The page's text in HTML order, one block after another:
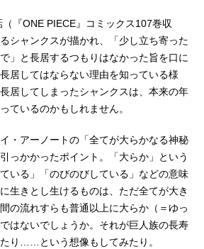
『ONE PIECE』コミックス107巻収
シャンクスが描かれ、「少し立ち寄った
」と長居するつもりはなかった旨を口に
居してはならない理由を知っている様
居してしまったシャンクスは、本来の年
ているのかもしれません。
・アーノートの「全てが大らかなる神秘
っかかったポイント。「大らか」という
いる」「のびのびしている」などの意味
生きとし生けるものは、ただ全てが大き
の流れすらも普通以上に大らか（＝ゆっ
はないでしょうか。それが巨人族の長寿
り……という想像もしてみたり。